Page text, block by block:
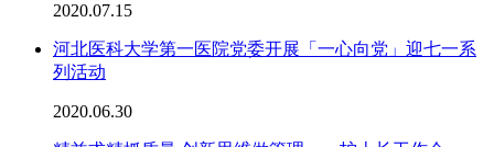
2020.07.15
河北医科大学第一医院党委开展「一心向党」迎七一系
列活动
2020.06.30